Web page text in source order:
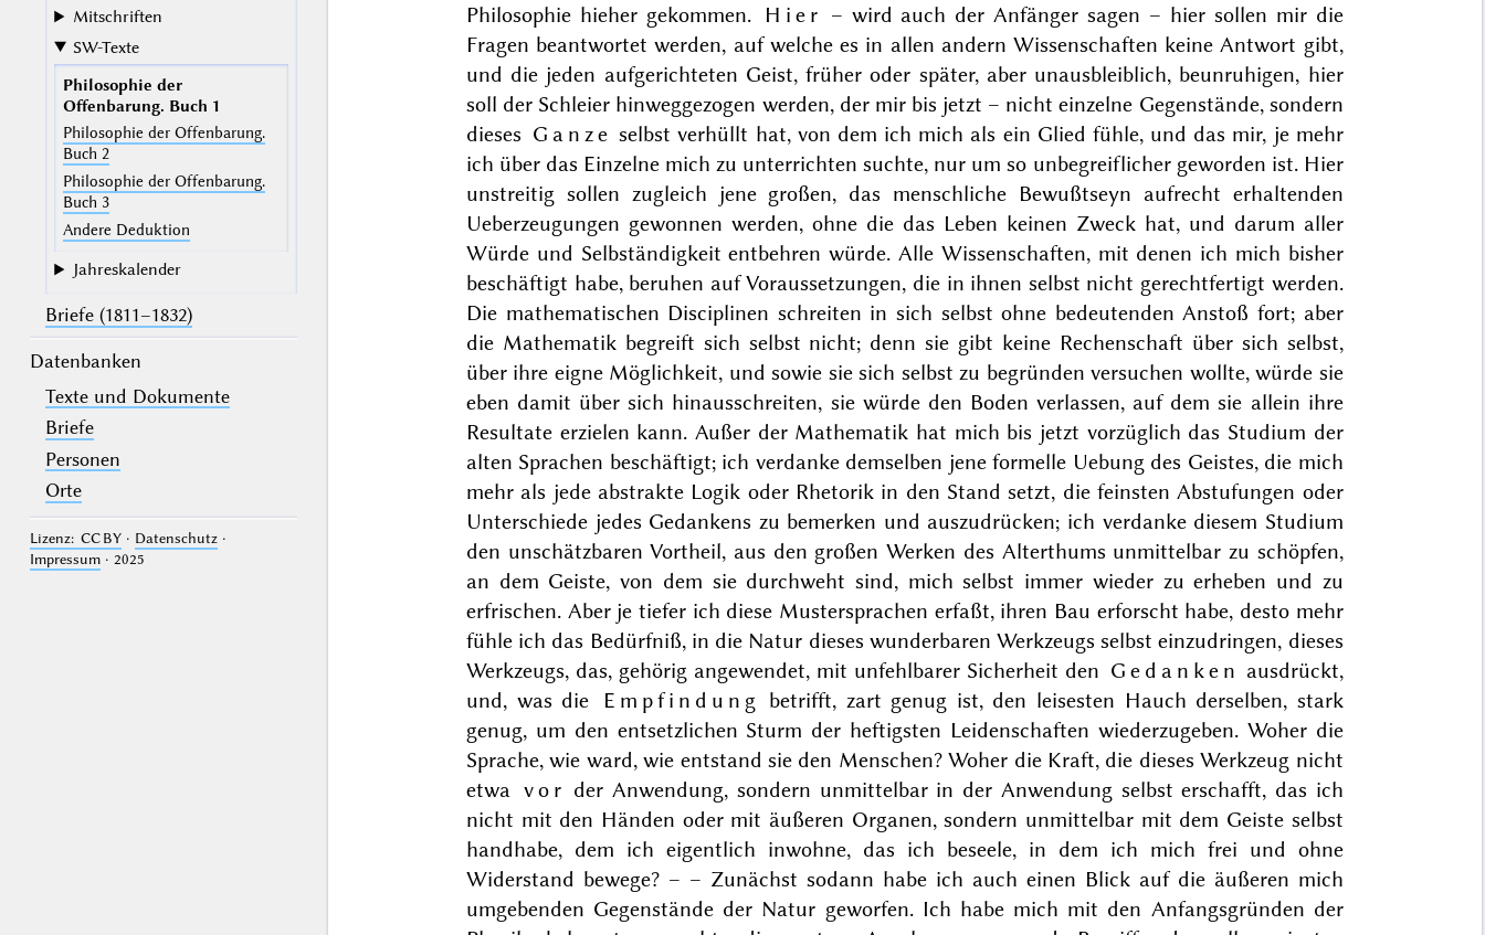
Mitschriften
SW-Texte
Philosophie der
Offenbarung. Buch 1
Philosophie der Offenbarung.
Buch 2
Philosophie der Offenbarung.
Buch 3
Andere Deduktion
Jahreskalender
Briefe (1811–1832)
Datenbanken
Texte und Dokumente
Briefe
Personen
Orte
Lizenz: CC BY· Datenschutz·
Impressum· 2025
Philosophie hieher gekommen.
Hier – wird auch der Anfänger sagen – hier sollen mir die
Fragen beantwortet werden, auf welche es in allen andern Wissenschaften keine Antwort gibt,
und die jeden aufgerichteten Geist, früher oder später, aber unausbleiblich, beunruhigen, hier
soll der Schleier hinweggezogen werden, der mir bis jetzt – nicht einzelne Gegenstände, sondern
dieses Ganze selbst verhüllt hat, von dem ich mich als ein Glied fühle, und das mir, je mehr
ich über das Einzelne mich zu unterrichten suchte, nur um so unbegreiflicher geworden ist. Hier
unstreitig sollen zugleich jene großen, das menschliche Bewußtseyn aufrecht erhaltenden
Ueberzeugungen gewonnen werden, ohne die das Leben keinen Zweck hat, und darum aller
Würde und Selbständigkeit entbehren würde. Alle Wissenschaften, mit denen ich mich bisher
beschäftigt habe, beruhen auf Voraussetzungen, die in ihnen selbst nicht gerechtfertigt werden.
Die mathematischen Disciplinen schreiten in sich selbst ohne bedeutenden Anstoß fort; aber
die Mathematik begreift sich selbst nicht; denn sie gibt keine Rechenschaft über sich selbst,
über ihre eigne Möglichkeit, und sowie sie sich selbstzu begründen versuchen wollte, würde sie
eben damit über sich hinausschreiten, sie würde den Boden verlassen, auf dem sie allein ihre
Resultate erzielen kann. Außer der Mathematik hat mich bis jetzt vorzüglich das Studium der
alten Sprachen beschäftigt; ich verdanke demselben jene formelle Uebung des Geistes, die mich
mehr als jede abstrakte Logik oder Rhetorik in den Stand setzt, die feinsten Abstufungen oder
Unterschiede jedes Gedankens zu bemerken und auszudrücken; ich verdanke diesem Studium
den unschätzbaren Vortheil, aus den großen Werken des Alterthums unmittelbar zu schöpfen,
an dem Geiste, von dem sie durchweht sind, mich selbst immer wieder zu erheben und zu
erfrischen. Aber je tiefer ich diese Mustersprachen erfaßt, ihren Bau erforscht habe, desto mehr
fühle ich das Bedürfniß, in die Natur dieses wunderbaren Werkzeugs selbst einzudringen, dieses
Werkzeugs, das, gehörig angewendet, mit unfehlbarer Sicherheit den Gedanken ausdrückt,
und, was die
Empfindung
betrifft, zart genug ist, den leisesten Hauch derselben, stark
genug, um den entsetzlichen Sturm der heftigsten Leidenschaften wiederzugeben. Woher die
Sprache, wie ward, wie entstand sie den Menschen? Woher die Kraft, die dieses Werkzeug nicht
etwa vor der Anwendung, sondern unmittelbar in der Anwendung selbst erschafft, das ich
nicht mit den Händen oder mit äußeren Organen, sondern unmittelbar mit dem Geiste selbst
handhabe, dem ich eigentlich inwohne, das ich beseele, in dem ich mich frei und ohne
Widerstand bewege? – – Zunächst sodann habe ich auch einen Blick auf die äußeren mich
umgebenden Gegenstände der Natur geworfen. Ich habe mich mit den Anfangsgründen der